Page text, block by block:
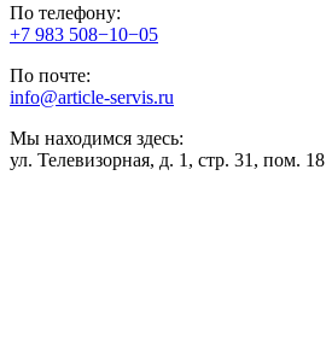
По телефону:
+7 983 508−10−05
По почте:
info@article-servis.ru
Мы находимся здесь:
ул. Телевизорная, д. 1, стр. 31, пом. 18